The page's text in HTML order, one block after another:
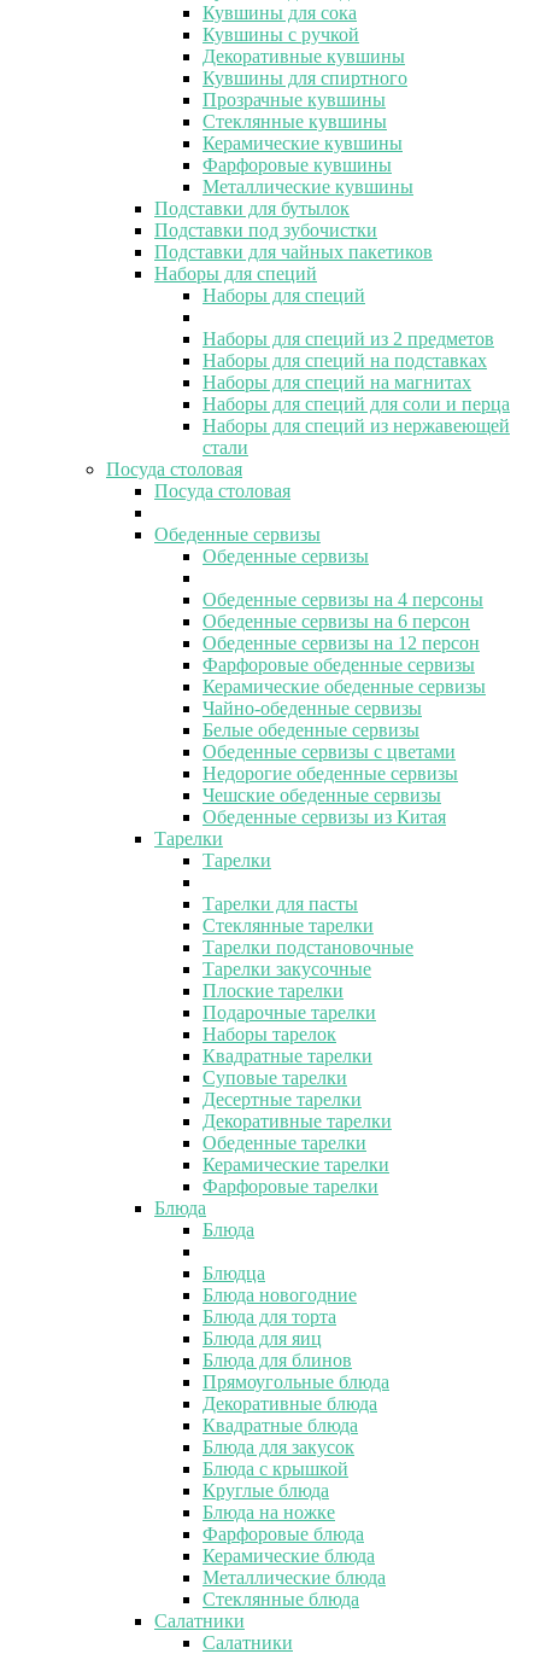
Кувшины для сока
Кувшины с ручкой
Декоративные кувшины
Кувшины для спиртного
Прозрачные кувшины
Стеклянные кувшины
Керамические кувшины
Фарфоровые кувшины
Металлические кувшины
Подставки для бутылок
Подставки под зубочистки
Подставки для чайных пакетиков
Наборы для специй
Наборы для специй
Наборы для специй из 2 предметов
Наборы для специй на подставках
Наборы для специй на магнитах
Наборы для специй для соли и перца
Наборы для специй из нержавеющей
стали
Посуда столовая
Посуда столовая
Обеденные сервизы
Обеденные сервизы
Обеденные сервизы на 4 персоны
Обеденные сервизы на 6 персон
Обеденные сервизы на 12 персон
Фарфоровые обеденные сервизы
Керамические обеденные сервизы
Чайно-обеденные сервизы
Белые обеденные сервизы
Обеденные сервизы с цветами
Недорогие обеденные сервизы
Чешские обеденные сервизы
Обеденные сервизы из Китая
Тарелки
Тарелки
Тарелки для пасты
Стеклянные тарелки
Тарелки подстановочные
Тарелки закусочные
Плоские тарелки
Подарочные тарелки
Наборы тарелок
Квадратные тарелки
Суповые тарелки
Десертные тарелки
Декоративные тарелки
Обеденные тарелки
Керамические тарелки
Фарфоровые тарелки
Блюда
Блюда
Блюдца
Блюда новогодние
Блюда для торта
Блюда для яиц
Блюда для блинов
Прямоугольные блюда
Декоративные блюда
Квадратные блюда
Блюда для закусок
Блюда с крышкой
Круглые блюда
Блюда на ножке
Фарфоровые блюда
Керамические блюда
Металлические блюда
Стеклянные блюда
Салатники
Салатники